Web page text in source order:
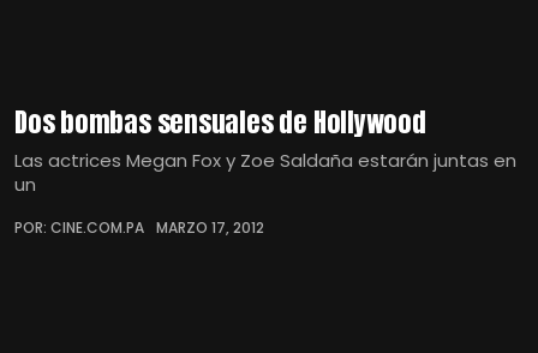
Dos bombas sensuales de Hollywood
Las actrices Megan Fox y Zoe Saldaña estarán juntas en
un
POR: CINE.COM.PA MARZO 17, 2012